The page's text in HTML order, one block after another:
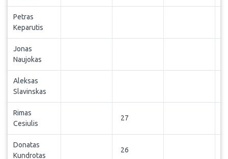
Petras
Keparutis
Jonas
Naujokas
Aleksas
Slavinskas
Rimas
Cesiulis
27
Donatas
Kundrotas
26